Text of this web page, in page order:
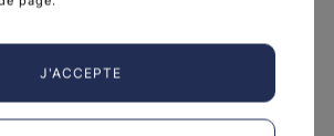
instagram
J'ACCEPTE